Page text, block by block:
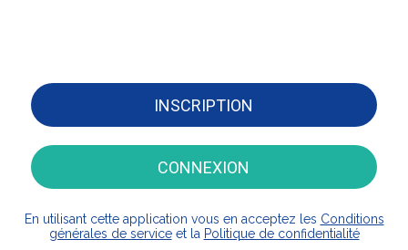
INSCRIPTION
CONNEXION
En utilisant cette application vous en acceptez les Conditions
générales de serviceet la Politique de confidentialité